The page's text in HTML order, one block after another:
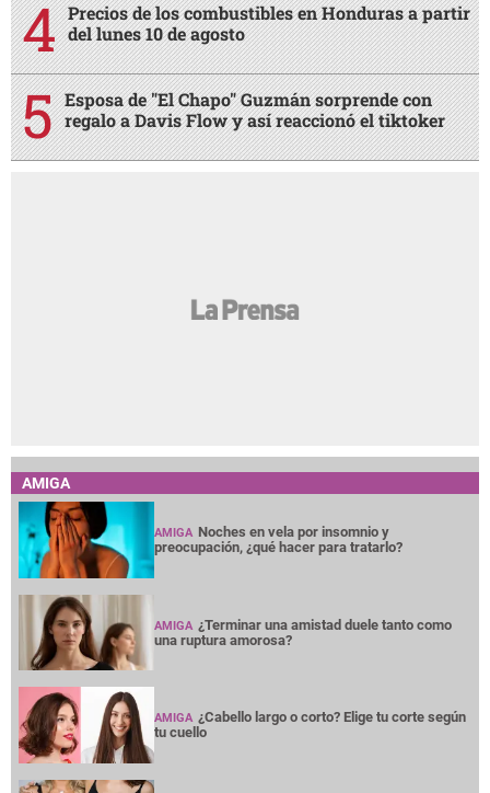
Precios de los combustibles en Honduras a partir
del lunes 10 de agosto
Esposa de "El Chapo" Guzmán sorprende con
regalo a Davis Flow y así reaccionó el tiktoker
AMIGA
AMIGA Noches en vela por insomnio y
preocupación, ¿qué hacer para tratarlo?
AMIGA ¿Terminar una amistad duele tanto como
una ruptura amorosa?
AMIGA ¿Cabello largo o corto? Elige tu corte según
tu cuello